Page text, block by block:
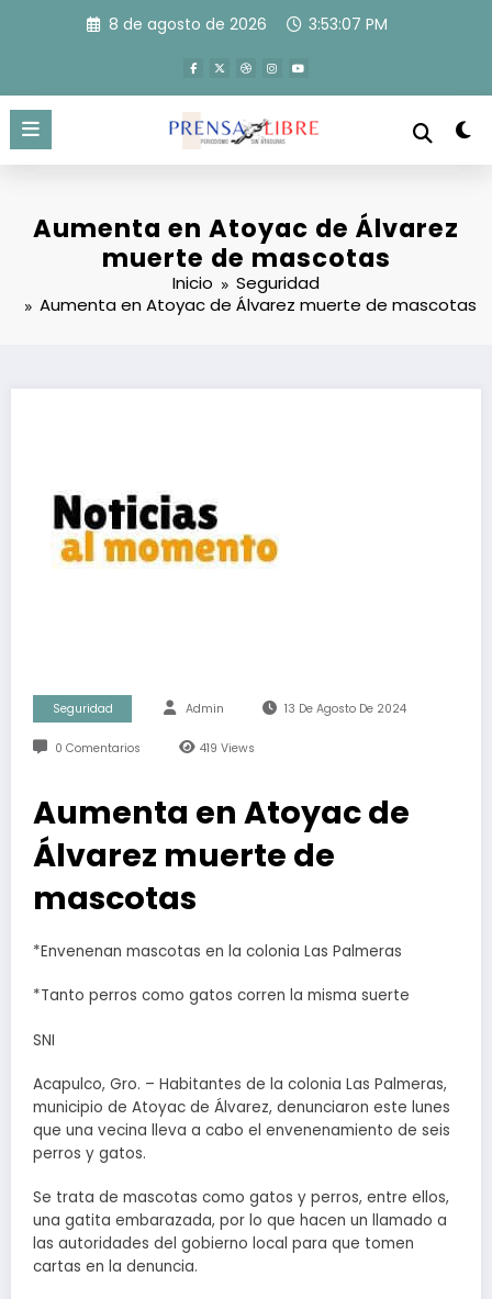
8 de agosto de 2026 3:53:07 PM
Aumenta en Atoyac de Álvarez
muerte de mascotas
Inicio
Seguridad
Aumenta en Atoyac de Álvarez muerte de mascotas
Seguridad Admin 13 De Agosto De 2024
0 Comentarios 419 Views
Aumenta en Atoyac de
Álvarez muerte de
mascotas
*Envenenan mascotas en la colonia Las Palmeras
*Tanto perros como gatos corren la misma suerte
SNI
Acapulco, Gro. – Habitantes de la colonia Las Palmeras,
municipio de Atoyac de Álvarez, denunciaron este lunes
que una vecina lleva a cabo el envenenamiento de seis
perros y gatos.
Se trata de mascotas como gatos y perros, entre ellos,
una gatita embarazada, por lo que hacen un llamado a
las autoridades del gobierno local para que tomen
cartas en la denuncia.